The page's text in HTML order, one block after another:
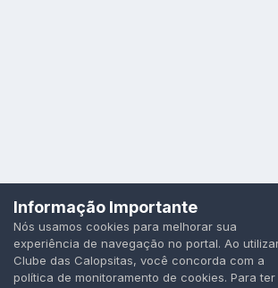
Idioma Política de Privacidade
Todos os direitos reservados.
Powered by Invision Community
Informação Importante
Nós usamos cookies para melhorar sua
experiência de navegação no portal. Ao
Clube das Calopsitas, você concorda com a
política de monitoramento de cookies. Para ter